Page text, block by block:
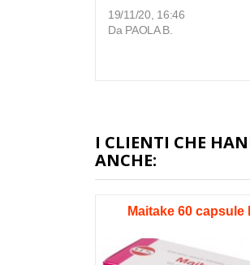
19/11/20, 16:46
Da PAOLA B.
I CLIENTI CHE
ANCHE:
Maitake 60 capsule